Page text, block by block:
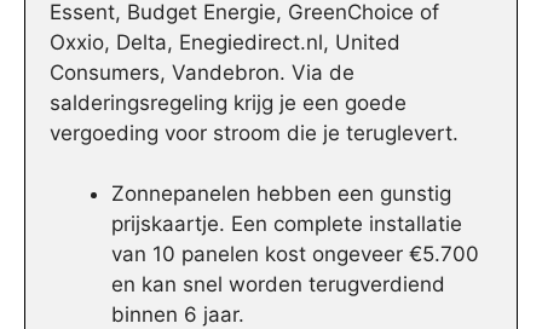
Essent, Budget Energie, GreenChoice of
Oxxio, Delta, Enegiedirect.nl, United
Consumers, Vandebron. Via de
salderingsregeling krijg je een goede
vergoeding voor stroom die je teruglevert.
Zonnepanelen hebben een gunstig
prijskaartje. Een complete installatie
van 10 panelen kost ongeveer €5.700
en kan snel worden terugverdiend
binnen 6 jaar.